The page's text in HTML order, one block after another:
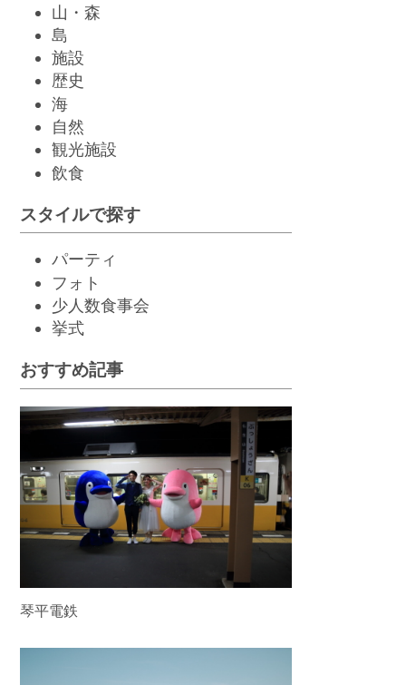
山・森
島
施設
歴史
海
自然
観光施設
飲食
スタイルで探す
パーティ
フォト
少人数食事会
挙式
おすすめ記事
琴平電鉄